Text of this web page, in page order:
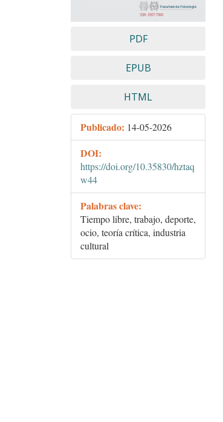
PDF
EPUB
HTML
Publicado: 14-05-2026
DOI:
https://doi.org/10.35830/hztaq
w44
Palabras clave:
Tiempo libre, trabajo, deporte,
ocio, teoría crítica, industria
cultural